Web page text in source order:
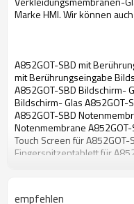
Marke HMI. Wir können
A852GOT-SBD mit
mit Berührungseingabe
A852GOT-SBD Bildschirm-
Bildschirm- Glas A852GOT-
A852GOT-SBD
Notenmembrane A852GOT-
Touch Screen für A852GOT-
Fingerspitzentablett für
mit Berührungseingabe
empfehlen